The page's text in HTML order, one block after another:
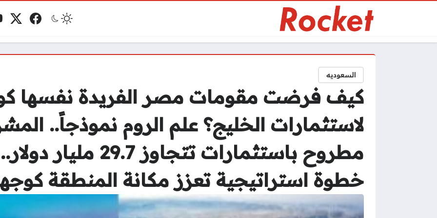
فيسبوك
السعوديه
كيف فرضت مقومات مصر الفريدة نفسها
لاستثمارات الخليج؟ علم الروم نموذجاً..
مطروح باستثمارات
خطوة استراتيجية تعزز مكانة المنطقة